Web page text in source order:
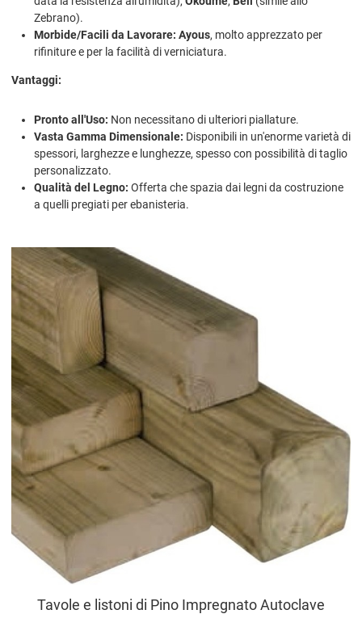
Zebrano).
Morbide/Facili da Lavorare: Ayous, molto apprezzato per
rifiniture e per la facilità di verniciatura.
Vantaggi:
Pronto all'Uso: Non necessitano di ulteriori piallature.
Vasta Gamma Dimensionale: Disponibili in un'enorme varietà di
spessori, larghezze e lunghezze, spesso con possibilità di taglio
personalizzato.
Qualità del Legno: Offerta che spazia dai legni da costruzione
a quelli pregiati per ebanisteria.
Tavole e listoni di Pino Impregnato Autoclave